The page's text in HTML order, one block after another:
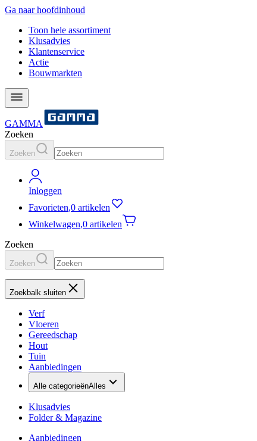
Ga naar hoofdinhoud
Toon hele assortiment
Klusadvies
Klantenservice
Actie
Bouwmarkten
GAMMA
Zoeken
Zoeken
Inloggen
Favorieten,0 artikelen
Winkelwagen,0 artikelen
Zoeken
Zoeken
Zoekbalk sluiten
Verf
Vloeren
Gereedschap
Hout
Tuin
Aanbiedingen
Alle categorieënAlles
Klusadvies
Folder & Magazine
Aanbiedingen